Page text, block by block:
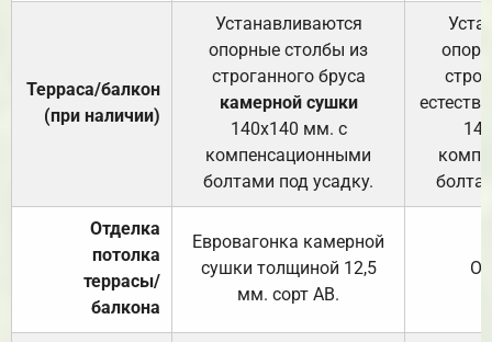
Терраса/балкон
(при наличии)
Устанавливаются
опорные столбы из
строганного бруса
камерной сушки
140х140 мм. с
компенсационными
болтами под усадку.
Отделка
потолка
террасы/
балкона
Евровагонка камерной
сушки толщиной 12,5
мм. сорт АВ.